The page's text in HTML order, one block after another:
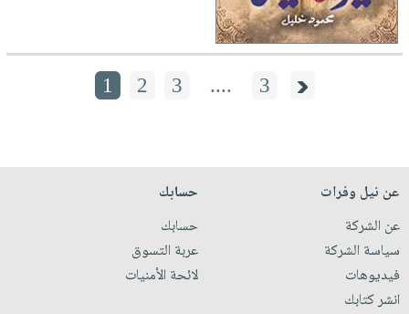
1 2 3 .... 3
عن نيل وفرات
عن الشركة
سياسة الشركة
فيديوهات
انشر كتابك
حسابك
حسابك
عربة التسوق
لائحة الأمنيات